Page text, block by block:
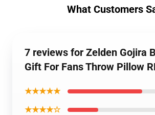
What Customers
7 reviews for Zelden Gojira
Gift For Fans Throw Pillow
★★★★★
★★★★☆